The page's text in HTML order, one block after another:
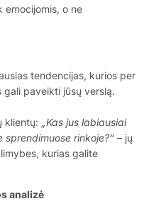
emocijomis, o ne
tendencijas, kurios per
gali paveikti jūsų verslą.
klientų: „Kas jus labiausiai
rinkoje?“ – jų
kurias galite
analizė